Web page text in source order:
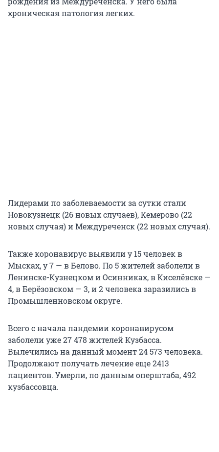
хроническая патология легких.
Лидерами по заболеваемости за сутки стали
Новокузнецк (26 новых случаев), Кемерово (22
новых случая) и Междуреченск (22 новых случая).
Также коронавирус выявили у 15 человек в
Мысках, у 7 — в Белово. По 5 жителей заболели в
Ленинске-Кузнецком и Осинниках, в Киселёвске —
4, в Берёзовском — 3, и 2 человека заразились в
Промышленновском округе.
Всего с начала пандемии коронавирусом
заболели уже 27 478 жителей Кузбасса.
Вылечились на данный момент 24 573 человека.
Продолжают получать лечение еще 2413
пациентов. Умерли, по данным оперштаба, 492
кузбассовца.